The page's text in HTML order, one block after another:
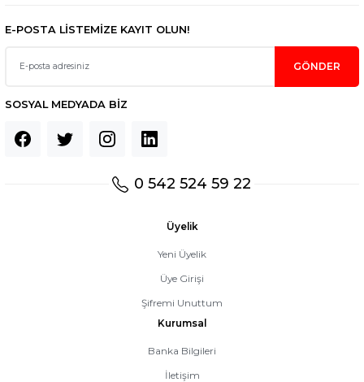
E-POSTA LİSTEMİZE KAYIT OLUN!
GÖNDER
SOSYAL MEDYADA BİZ
0 542 524 59 22
Üyelik
Yeni Üyelik
Üye Girişi
Şifremi Unuttum
Kurumsal
Banka Bilgileri
İletişim